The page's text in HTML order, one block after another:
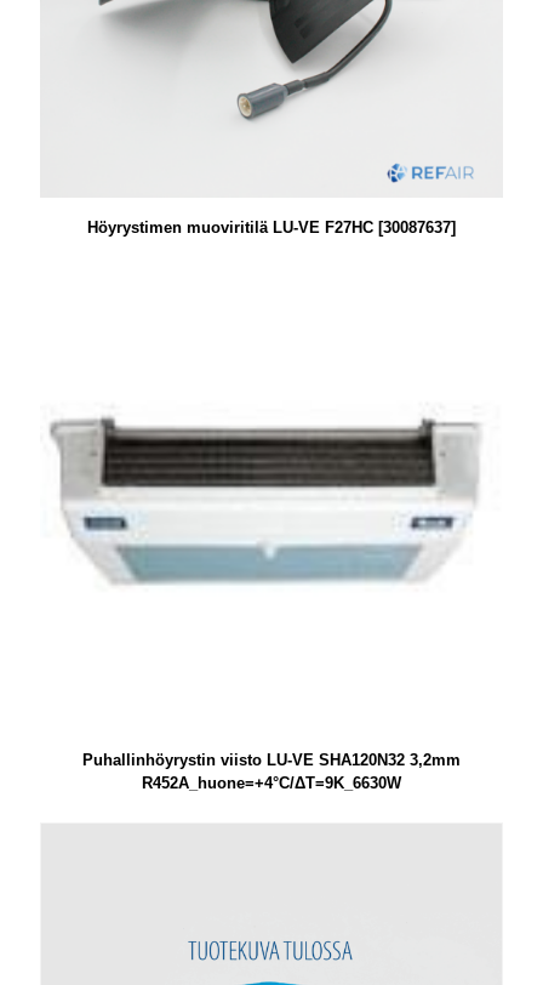
Höyrystimen muoviritilä LU-VE F27HC [30087637]
Puhallinhöyrystin viisto LU-VE SHA120N32 3,2mm
R452A_huone=+4°C/ΔT=9K_6630W